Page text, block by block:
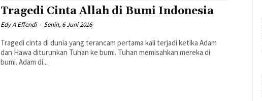
Tragedi Cinta Allah di Bumi Indonesia
Edy A Effendi - Senin, 6 Juni 2016
Tragedi cinta di dunia yang terancam pertama kali terjadi ketika Adam
dan Hawa diturunkan Tuhan ke bumi. Tuhan memisahkan mereka di
bumi. Adam di...